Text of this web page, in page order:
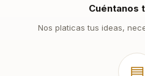
Cuéntanos
Nos platicas tus ideas,
▤